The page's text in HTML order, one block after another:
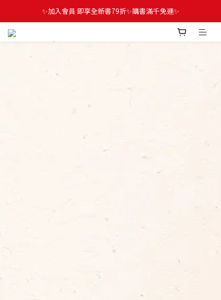
✨加入會員 即享全新書79折✨購書滿千免運✨